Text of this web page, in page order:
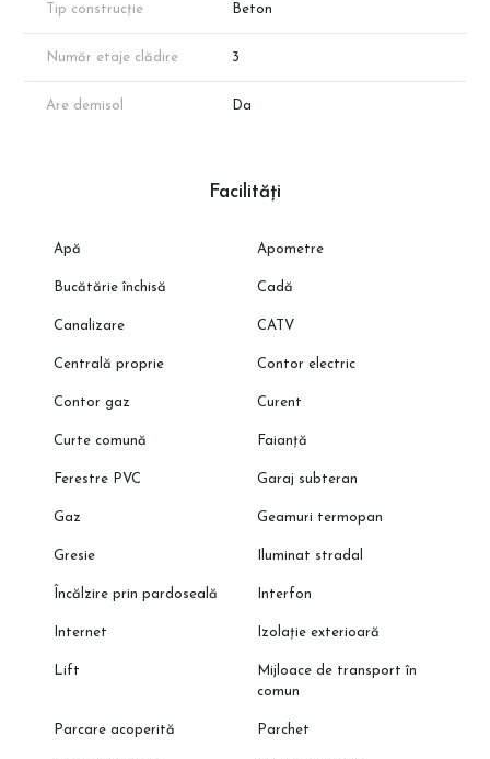
Tip construcție Beton
Număr etaje clădire 3
Are demisol Da
Facilități
Apă Apometre
Bucătărie închisă Cadă
Canalizare CATV
Centrală proprie Contor electric
Contor gaz Curent
Curte comună Faianță
Ferestre PVC Garaj subteran
Gaz Geamuri termopan
Gresie Iluminat stradal
Încălzire prin pardoseală Interfon
Internet Izolație exterioară
Lift
Mijloace de transport în
comun
Parcare acoperită Parchet